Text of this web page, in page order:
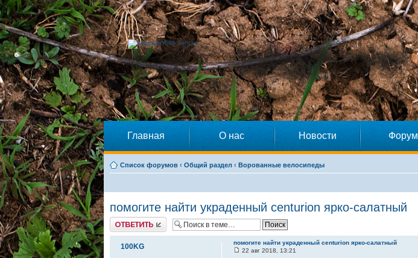
Главная О нас Новости Форум
Список форумов ‹ Общий раздел ‹ Ворованные велосипеды
помогите найти украденный centurion ярко-салатный
Ответить
помогите найти украденный centurion ярко-салатный
22 авг 2018, 13:21
100KG